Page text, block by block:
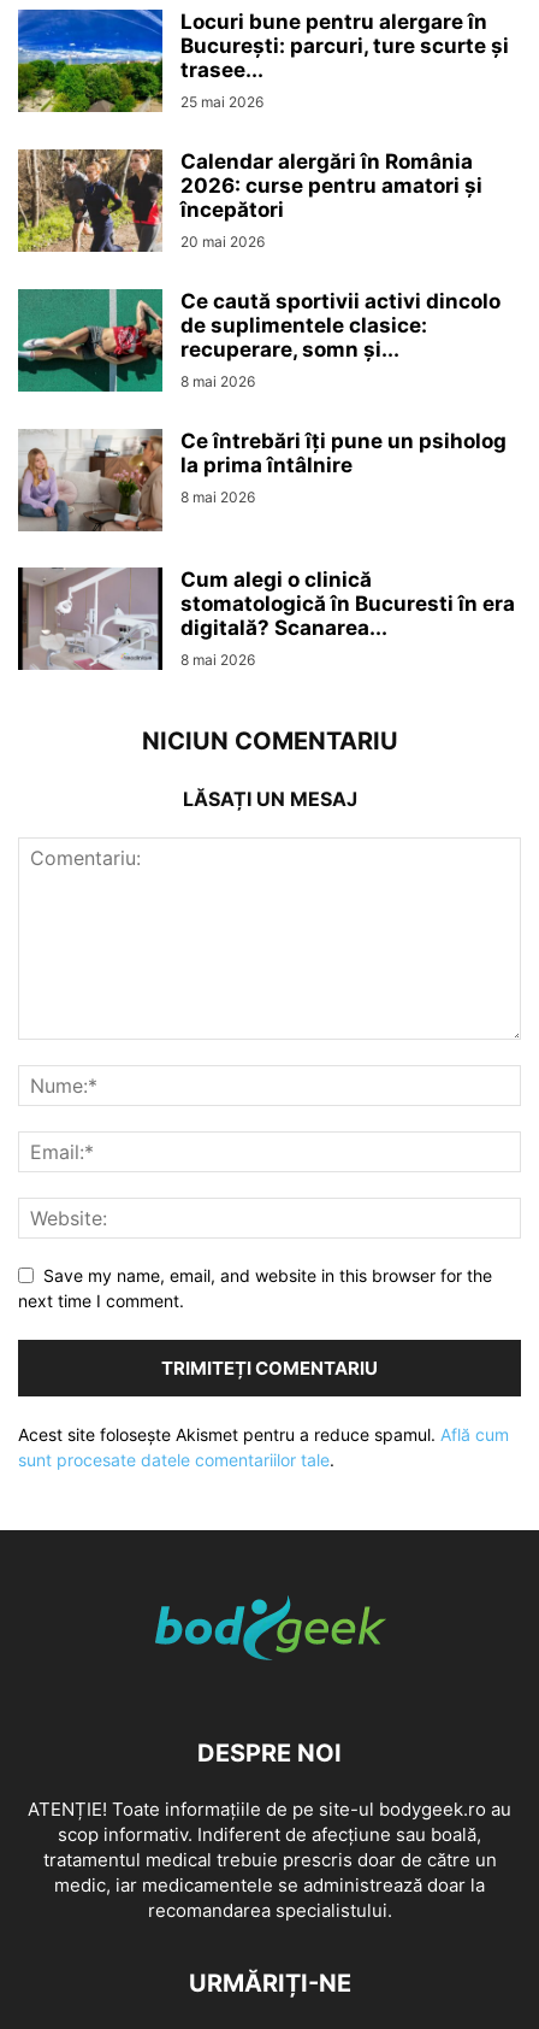
Locuri bune pentru alergare în
București: parcuri, ture scurte și
trasee...
25 mai 2026
Calendar alergări în România
2026: curse pentru amatori și
începători
20 mai 2026
Ce caută sportivii activi dincolo
de suplimentele clasice:
recuperare, somn și...
8 mai 2026
Ce întrebări îți pune un psiholog
la prima întâlnire
8 mai 2026
Cum alegi o clinică
stomatologică în Bucuresti în era
digitală? Scanarea...
8 mai 2026
NICIUN COMENTARIU
LĂSAȚI UN MESAJ
Save my name, email, and website in this browser for the
next time I comment.
Acest site folosește Akismet pentru a reduce spamul. Află cum
sunt procesate datele comentariilor tale.
DESPRE NOI
ATENȚIE! Toate informațiile de pe site-ul bodygeek.ro au
scop informativ. Indiferent de afecțiune sau boală,
tratamentul medical trebuie prescris doar de către un
medic, iar medicamentele se administrează doar la
recomandarea specialistului.
URMĂRIȚI-NE